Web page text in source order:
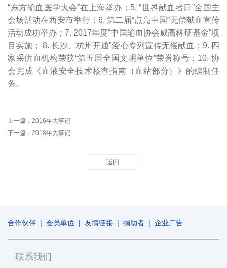
“东方输血医学大会”在上海举办；5. “世界献血者日”全国主
会场活动在西安市举行；6. 第二届“点亮中国”无偿献血宣传
活动成功举办；7. 2017年度“中国输血协会威高科研基金“项
目实施； 8. 长沙、杭州开通"爱心专列宣传无偿献血；9. 四
家采供血机构荣获“第五届全国文明单位”荣誉称号；10. 协
会完成《血液安全技术核查指南（血站部分）》的编制任
务。
上一篇： 2016年大事记
下一篇： 2018年大事记
返回
合作伙伴 | 会员单位 | 友情链接 | 捐助者 | 企业广告
联系我们